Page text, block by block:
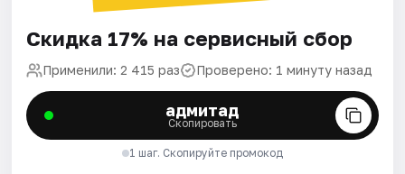
Скидка 17% на сервисный сбор
Применили: 2 415 раз Проверено: 1 минуту назад
адмитад
Скопировать
1 шаг. Скопируйте промокод